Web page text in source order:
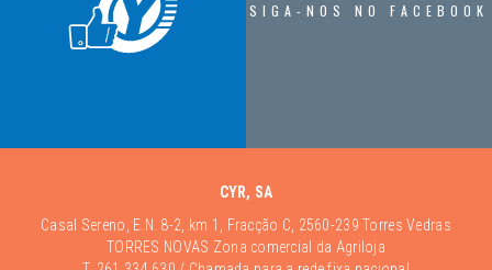
SIGA-NOS NO FACEBOOK
CYR, SA
Casal Sereno, E.N. 8-2, km 1, Fracção C, 2560-239 Torres Vedras
TORRES NOVAS Zona comercial da Agriloja